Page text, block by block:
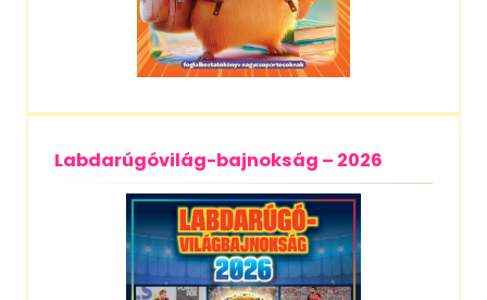
Labdarúgóvilág-bajnokság – 2026